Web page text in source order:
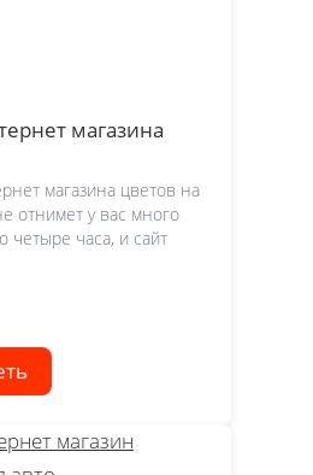
магазина
магазина цветов на
отнимет у вас много
четыре часа, и сайт